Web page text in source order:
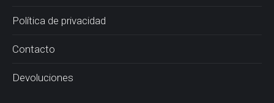
Política de privacidad
Contacto
Devoluciones